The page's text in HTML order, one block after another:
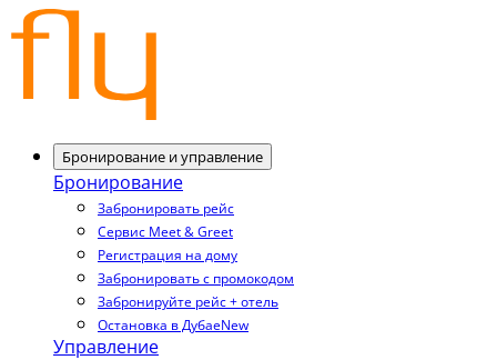
Бронирование и управление
Бронирование
Забронировать рейс
Сервис Meet & Greet
Регистрация на дому
Забронировать с промокодом
Забронируйте рейс + отель
Остановка в ДубаеNew
Управление